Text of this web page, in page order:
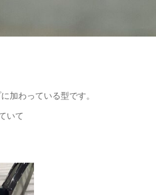
加わっている型です。
いて